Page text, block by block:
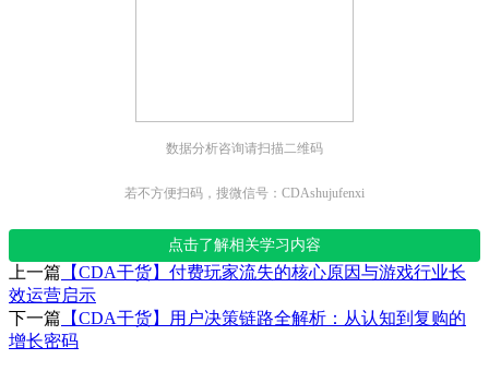
数据分析咨询请扫描二维码
若不方便扫码，搜微信号：CDAshujufenxi
点击了解相关学习内容
上一篇 【CDA干货】付费玩家流失的核心原因与游戏行业长
效运营启示
下一篇 【CDA干货】用户决策链路全解析：从认知到复购的
增长密码